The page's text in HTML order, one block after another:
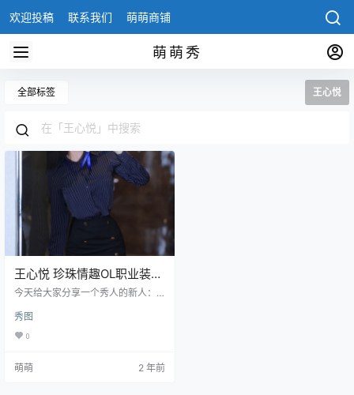
欢迎投稿 联系我们 萌萌商铺
萌萌秀
全部标签 王心悦
王心悦 珍珠情趣OL职业装
，反差感很强
今天给大家分享一个秀人的新人：
神桃妖夭，那可真是让人眼前一亮
啊！ 王心悦 ，这妹子，那身材，简
们就把王心悦代表作品OL职业装分
秀图
0
萌萌 2 年前